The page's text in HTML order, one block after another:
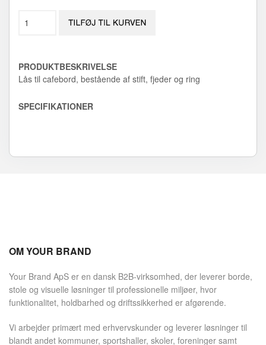
PRODUKTBESKRIVELSE
Lås til cafebord, bestående af stift, fjeder og ring
SPECIFIKATIONER
OM YOUR BRAND
Your Brand ApS er en dansk B2B-virksomhed, der leverer borde,
stole og visuelle løsninger til professionelle miljøer, hvor
funktionalitet, holdbarhed og driftssikkerhed er afgørende.
Vi arbejder primært med erhvervskunder og leverer løsninger til
blandt andet kommuner, sportshaller, skoler, foreninger samt